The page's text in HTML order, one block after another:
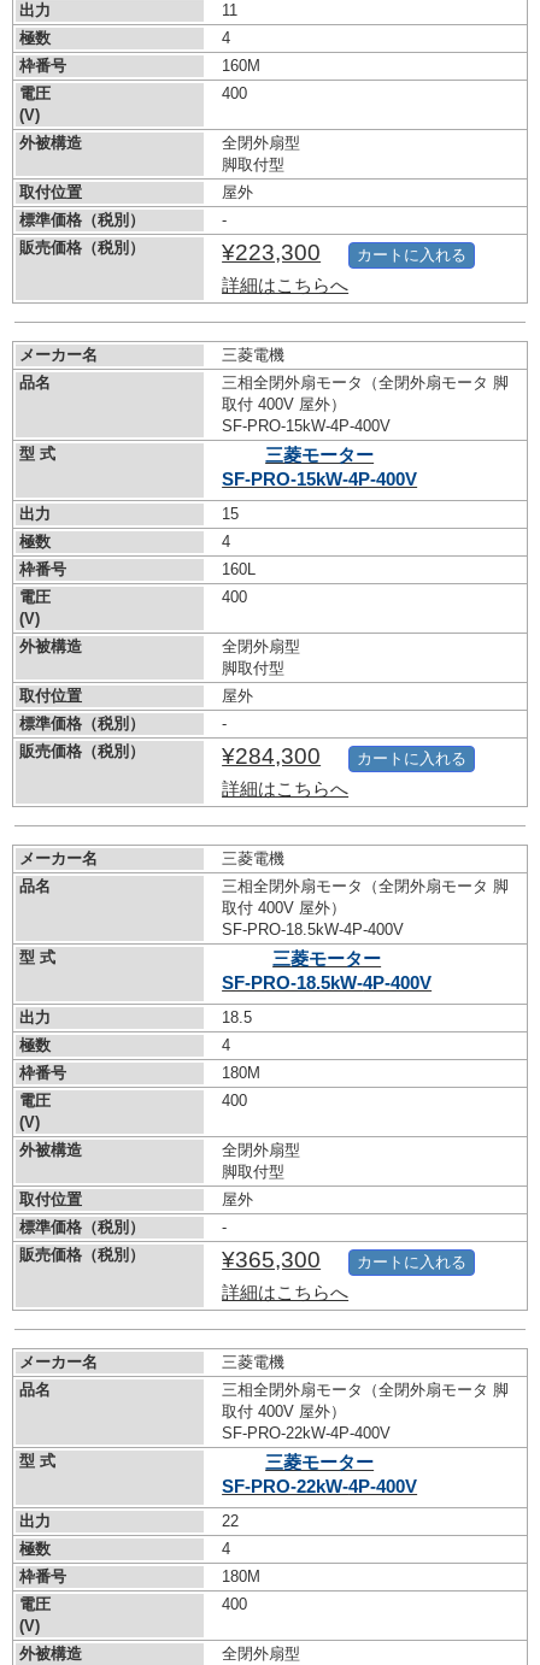
出力
11
極数
4
枠番号
160M
電圧
(V)
400
外被構造
全閉外扇型
脚取付型
取付位置
屋外
標準価格（税別）
-
販売価格（税別）
¥223,300
詳細はこちらへ
カートに入れる
メーカー名
三菱電機
品名
三相全閉外扇モータ（全閉外扇モータ 脚
取付 400V 屋外）
SF-PRO-15kW-4P-400V
型 式
三菱モーター
SF-PRO-15kW-4P-400V
出力
15
極数
4
枠番号
160L
電圧
(V)
400
外被構造
全閉外扇型
脚取付型
取付位置
屋外
標準価格（税別）
-
販売価格（税別）
¥284,300
詳細はこちらへ
カートに入れる
メーカー名
三菱電機
品名
三相全閉外扇モータ（全閉外扇モータ 脚
取付 400V 屋外）
SF-PRO-18.5kW-4P-400V
型 式
三菱モーター
SF-PRO-18.5kW-4P-400V
出力
18.5
極数
4
枠番号
180M
電圧
(V)
400
外被構造
全閉外扇型
脚取付型
取付位置
屋外
標準価格（税別）
-
販売価格（税別）
¥365,300
詳細はこちらへ
カートに入れる
メーカー名
三菱電機
品名
三相全閉外扇モータ（全閉外扇モータ 脚
取付 400V 屋外）
SF-PRO-22kW-4P-400V
型 式
三菱モーター
SF-PRO-22kW-4P-400V
出力
22
極数
4
枠番号
180M
電圧
(V)
400
外被構造
全閉外扇型